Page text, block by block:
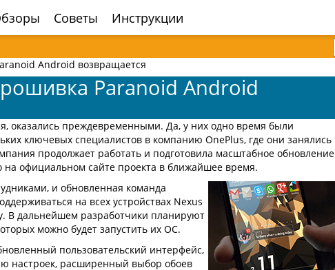
Советы Инструкции
Android возвращается
Paranoid Android
оказались преждевременными. Да, у них одно время были
ключевых специалистов в компанию OnePlus, где они занялись
продолжает работать и подготовила масштабное обновление
на официальном сайте проекта в ближайшее время.
и обновленная команда
на всех устройствах Nexus
В дальнейшем разработчики планируют
можно будет запустить их ОС.
пользовательский интерфейс,
настроек, расширенный выбор обоев